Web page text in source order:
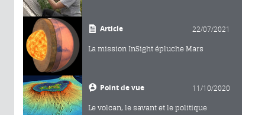
Article 22/07/2021
La mission InSight épluche Mars
Point de vue 11/10/2020
Le volcan, le savant et le politique